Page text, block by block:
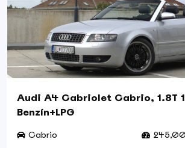
Audi A4 Cabriolet Cabrio, 1.8T
Benzín+LPG
Cabrio